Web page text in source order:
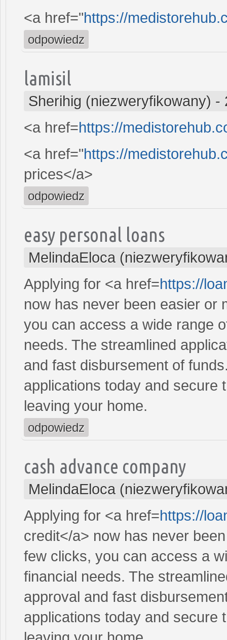
<a href="https://
odpowiedz
lamisil
Sherihig (niezweryfikowany) -
<a href=https://
<a href="https://
prices</a>
odpowiedz
easy personal loans
MelindaEloca
Applying for <a href=https://
now has never been easier or
you can access a wide range
needs. The streamlined
and fast disbursement of
applications today and secure
leaving your home.
odpowiedz
cash advance company
MelindaEloca
Applying for <a href=https://
credit</a> now has never
few clicks, you can access a
financial needs. The
approval and fast
applications today and secure